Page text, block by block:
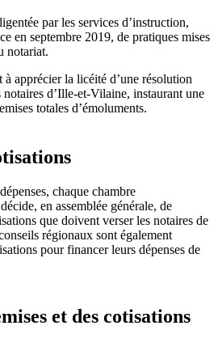
par les services d’instruction,
en septembre 2019, de pratiques mises
notariat.
apprécier la licéité d’une résolution
notaires d’Ille-et-Vilaine, instaurant une
totales d’émoluments.
chaque chambre
en assemblée générale, de
que doivent verser les notaires de
régionaux sont également
pour financer leurs dépenses de
et des cotisations